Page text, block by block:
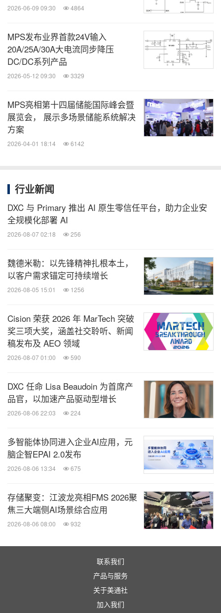
相关股票：
NASDAQ:MPWR
分享到：
2026-06-09 09:30 4864
MPS发布业界首款24V输入
20A/25A/30A大电流同步降压
DC/DC系列产品
2026-05-12 09:30 3329
MPS亮相第十四届储能国际峰会暨
展览会， 展示多场景储能系统解决
方案
2026-04-01 18:14 6142
行业新闻
DXC 与 Primary 推出 AI 原生零信任平台，助力企业安
全规模化部署 AI
2026-08-07 02:18 256
魏德米勒：以先锋精神扎根本土，
以客户需求锚定可持续增长
2026-08-05 15:01 1256
Cision 荣获 2026 年 MarTech 突破
奖三项大奖，涵盖社交聆听、新闻
稿发布及 AEO 领域
2026-08-07 01:00 590
DXC 任命 Lisa Beaudoin 为首席产
品官，以加速产品驱动型增长
2026-08-06 22:03 224
多智能体协同进入企业AI应用，元
脑企智EPAI 2.0发布
2026-08-06 13:34 675
存储聚变：江波龙亮相FMS 2026聚
焦三大端侧AI场景综合应用
2026-08-06 08:00 932
联系我们
产品与服务
关于美通社
加入我们